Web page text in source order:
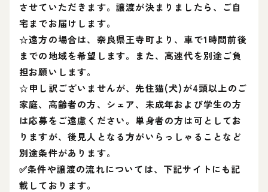
させていただきます。譲渡が決まりましたら、ご自
宅までお届けします。
☆遠方の場合は、奈良県王寺町より、車で1時間前後
までの地域を希望します。また、高速代を別途ご負
担お願いします。
☆申し訳ございませんが、先住猫(犬)が4頭以上のご
家庭、高齢者の方、シェア、未成年および学生の方
は応募をご遠慮ください。単身者の方は可としてお
りますが、後見人となる方がいらっしゃることなど
別途条件があります。
✅条件や譲渡の流れについては、下記サイトにも記
載しております。